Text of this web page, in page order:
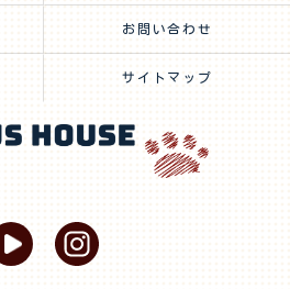
お問い合わせ
サイトマップ